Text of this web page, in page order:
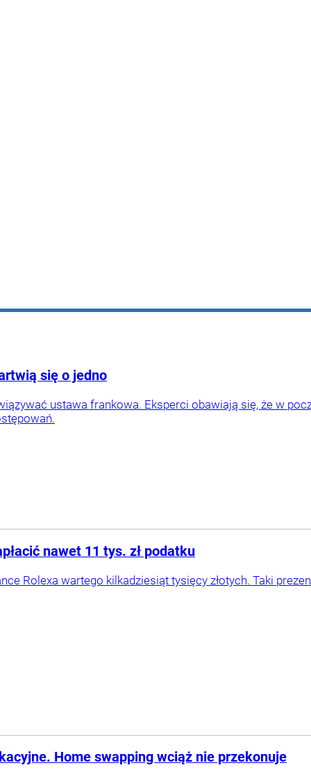
się o jedno
ustawa frankowa. Eksperci obawiają się, że w
nawet 11 tys. zł podatku
Rolexa wartego kilkadziesiąt tysięcy złotych. Taki
Home swapping wciąż nie przekonuje